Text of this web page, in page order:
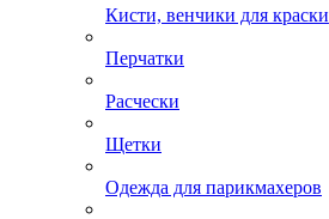
Кисти, венчики для краски
Перчатки
Расчески
Щетки
Одежда для парикмахеров